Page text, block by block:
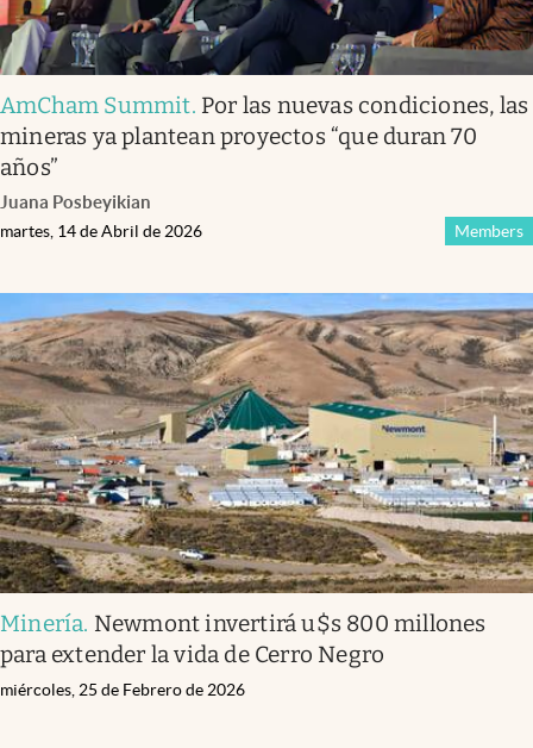
AmCham Summit. Por las nuevas condiciones, las
mineras ya plantean proyectos “que duran 70
años”
Juana Posbeyikian
Members
martes, 14 de Abril de 2026
Minería. Newmont invertirá u$s 800 millones
para extender la vida de Cerro Negro
miércoles, 25 de Febrero de 2026